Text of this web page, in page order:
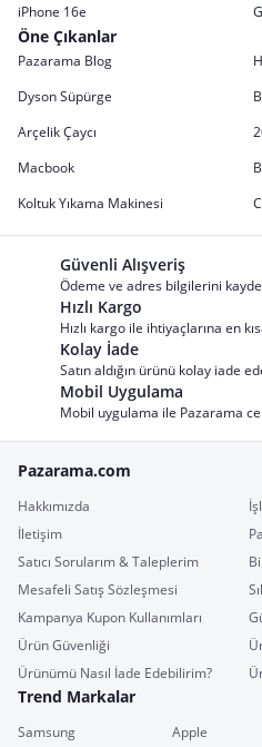
iPhone 16e
Öne Çıkanlar
Pazarama Blog
Dyson Süpürge
Arçelik Çaycı
Macbook
Koltuk Yıkama Makinesi
Güvenli Alışveriş
Ödeme ve adres bilgilerini
Hızlı Kargo
Hızlı kargo ile ihtiyaçlarına en
Kolay İade
Satın aldığın ürünü kolay iade
Mobil Uygulama
Mobil uygulama ile Pazarama
Pazarama.com
Hakkımızda
İletişim
Satıcı Sorularım & Taleplerim
Mesafeli Satış Sözleşmesi
Kampanya Kupon Kullanımları
Ürün Güvenliği
Ürünümü Nasıl İade Edebilirim?
Trend Markalar
Samsung Apple